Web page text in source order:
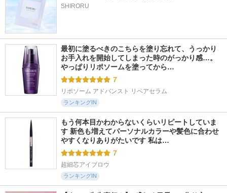
SHIRORU
最初に塗るべきのこちらを塗り忘れて、うっかり
お手入れを開始してしまった時のがっかり感…。
やっぱりリポソームを塗ってから…
7
リポソーム アドバンスト リペアセラム
ランキングIN
もう何本目かわからないくらいリピートしていま
す 新色も増えてパーソナルカラーや髪色に合わせ
やすくなりありがたいです 私は…
7
超細芯アイブロウ
ランキングIN